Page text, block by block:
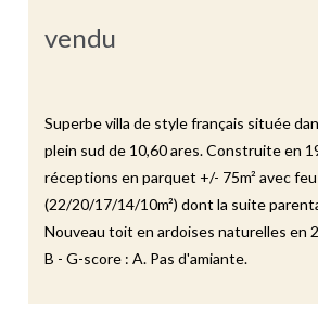
vendu
Superbe villa de style français située
plein sud de 10,60 ares. Construite en
réceptions en parquet +/- 75m² avec
(22/20/17/14/10m²) dont la suite
Nouveau toit en ardoises naturelles en
B - G-score : A. Pas d'amiante.